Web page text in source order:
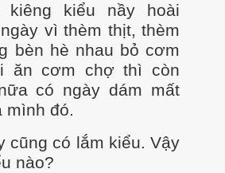
kiểu nầy hoài
vì thèm thịt, thèm
bèn hè nhau bỏ cơm
ăn cơm chợ thì còn
có ngày dám mất
mình đó.
cũng có lắm kiểu. Vậy
nào?